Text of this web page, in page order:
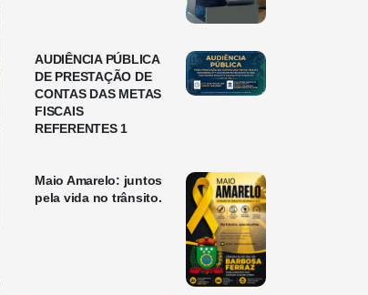
AUDIÊNCIA PÚBLICA
DE PRESTAÇÃO DE
CONTAS DAS METAS
FISCAIS
REFERENTES 1
Maio Amarelo: juntos
pela vida no trânsito.